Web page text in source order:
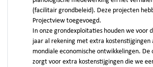
(facilitair grondbeleid). Deze projecten
Projectview toegevoegd.
In onze grondexploitaties houden we voor
jaar al rekening met extra kostenstijgingen
mondiale economische ontwikkelingen. De
zorgt voor extra kostenstijgingen die we